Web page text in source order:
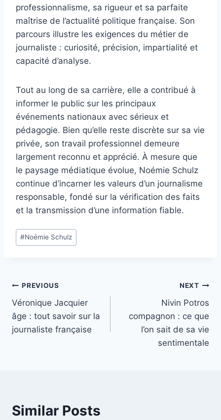
professionnalisme, sa rigueur et sa parfaite
maîtrise de l’actualité politique française. Son
parcours illustre les exigences du métier de
journaliste : curiosité, précision, impartialité et
capacité d’analyse.
Tout au long de sa carrière, elle a contribué à
informer le public sur les principaux
événements nationaux avec sérieux et
pédagogie. Bien qu’elle reste discrète sur sa vie
privée, son travail professionnel demeure
largement reconnu et apprécié. À mesure que
le paysage médiatique évolue, Noémie Schulz
continue d’incarner les valeurs d’un journalisme
responsable, fondé sur la vérification des faits
et la transmission d’une information fiable.
Post
Tags:
#Noémie Schulz
Post
navigation
PREVIOUS
Véronique Jacquier
âge : tout savoir sur la
journaliste française
NEXT
Nivin Potros
compagnon : ce que
l’on sait de sa vie
sentimentale
Similar Posts